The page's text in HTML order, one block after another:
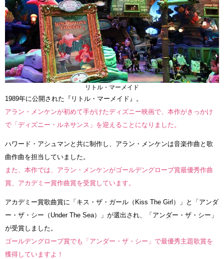
リトル・マーメイド
1989年に公開された『リトル・マーメイド』。
アラン・メンケンが初めて手がけたディズニー映画で、本作がきっかけ
で「ディズニー・ルネサンス」を迎えることになりました。
ハワード・アシュマンと共に制作し、アラン・メンケンは音楽作曲と歌
曲作曲を担当していました。
また、本作では、アラン・メンケンがゴールデングローブ賞最優秀作曲
賞、アカデミー賞作曲賞を受賞しています。
アカデミー賞歌曲賞に「キス・ザ・ガール（Kiss The Girl）」と「アンダ
ー・ザ・シー（Under The Sea）」が選出され、「アンダー・ザ・シー」
が受賞しました。
ゴールデングローブ賞でも「アンダー・ザ・シー」で最優秀主題歌賞を
獲得していますよ！